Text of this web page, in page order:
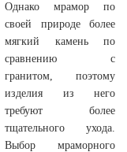
Однако мрамор по
своей природе более
мягкий камень по
сравнению с
гранитом, поэтому
изделия из него
требуют более
тщательного ухода.
Выбор мраморного